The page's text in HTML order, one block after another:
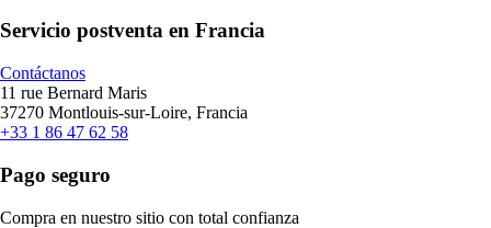
Servicio postventa en Francia
Contáctanos
11 rue Bernard Maris
37270 Montlouis-sur-Loire, Francia
+33 1 86 47 62 58
Pago seguro
Compra en nuestro sitio con total confianza